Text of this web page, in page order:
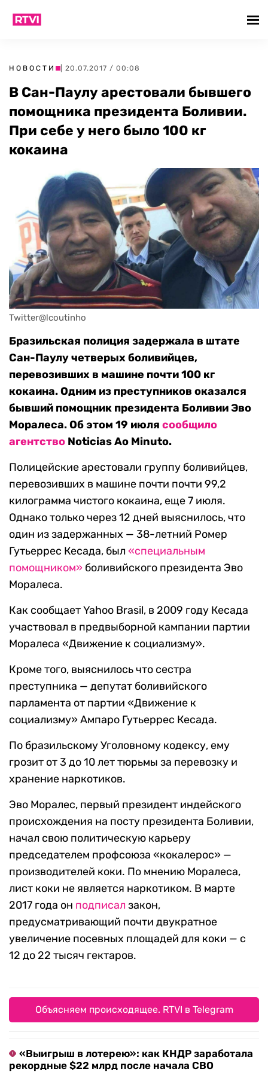
НОВОСТИ | 20.07.2017 / 00:08
В Сан-Паулу арестовали бывшего
помощника президента Боливии.
При себе у него было 100 кг
кокаина
Twitter@lcoutinho
Бразильская полиция задержала в штате
Сан-Паулу четверых боливийцев,
перевозивших в машине почти 100 кг
кокаина. Одним из преступников оказался
бывший помощник президента Боливии Эво
Моралеса. Об этом 19 июля сообщило
агентство Noticias Ao Minuto.
Полицейские арестовали группу боливийцев,
перевозивших в машине почти почти 99,2
килограмма чистого кокаина, еще 7 июля.
Однако только через 12 дней выяснилось, что
один из задержанных — 38-летний Ромер
Гутьеррес Кесада, был «специальным
помощником» боливийского президента Эво
Моралеса.
Как сообщает Yahoo Brasil, в 2009 году Кесада
участвовал в предвыборной кампании партии
Моралеса «Движение к социализму».
Кроме того, выяснилось что сестра
преступника — депутат боливийского
парламента от партии «Движение к
социализму» Ампаро Гутьеррес Кесада.
По бразильскому Уголовному кодексу, ему
грозит от 3 до 10 лет тюрьмы за перевозку и
хранение наркотиков.
Эво Моралес, первый президент индейского
происхождения на посту президента Боливии,
начал свою политическую карьеру
председателем профсоюза «кокалерос» —
производителей коки. По мнению Моралеса,
лист коки не является наркотиком. В марте
2017 года он подписал закон,
предусматривающий почти двукратное
увеличение посевных площадей для коки — с
12 до 22 тысяч гектаров.
Объясняем происходящее. RTVI в Telegram
«Выигрыш в лотерею»: как КНДР заработала
рекордные $22 млрд после начала СВО